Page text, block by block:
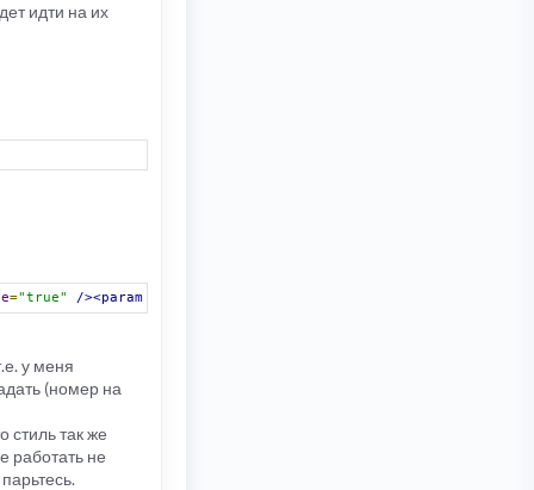
идти на их
="true" /><param
у меня
(номер на
стиль так же
работать не